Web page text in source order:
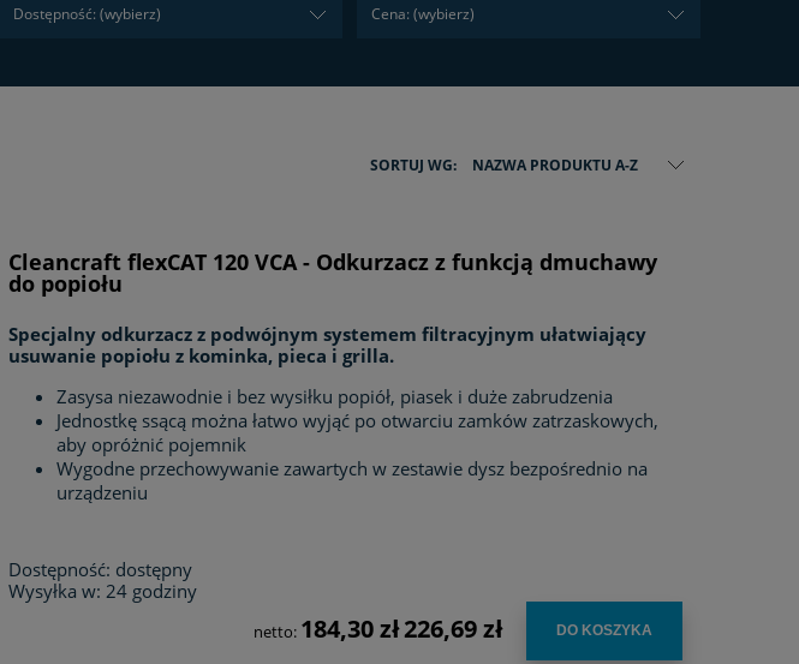
Dostępność: (wybierz) Cena: (wybierz)
SORTUJ WG: NAZWA PRODUKTU A-Z
Cleancraft flexCAT 120 VCA - Odkurzacz z funkcją dmuchawy
do popiołu
Specjalny odkurzacz z podwójnym systemem filtracyjnym ułatwiający
usuwanie popiołu z kominka, pieca i grilla.
Zasysa niezawodnie i bez wysiłku popiół, piasek i duże zabrudzenia
Jednostkę ssącą można łatwo wyjąć po otwarciu zamków zatrzaskowych,
aby opróżnić pojemnik
Wygodne przechowywanie zawartych w zestawie dysz bezpośrednio na
urządzeniu
Dostępność: dostępny
Wysyłka w: 24 godziny
netto: 184,30 zł226,69 zł DO KOSZYKA